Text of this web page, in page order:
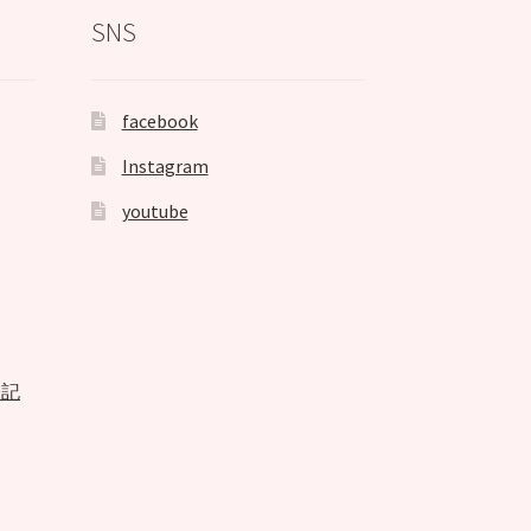
SNS
facebook
Instagram
youtube